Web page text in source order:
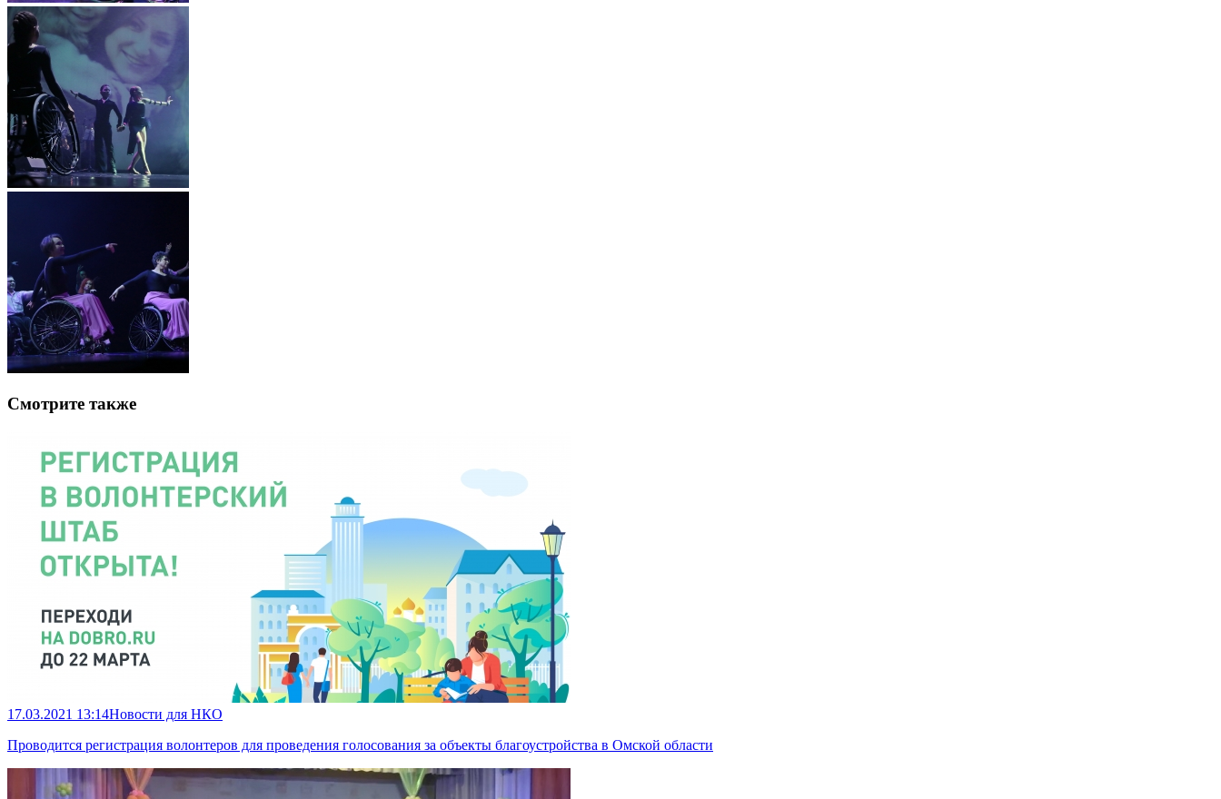
Смотрите также
17.03.2021 13:14Новости для НКО
Проводится регистрация волонтеров для проведения голосования за объекты благоустройства в Омской области